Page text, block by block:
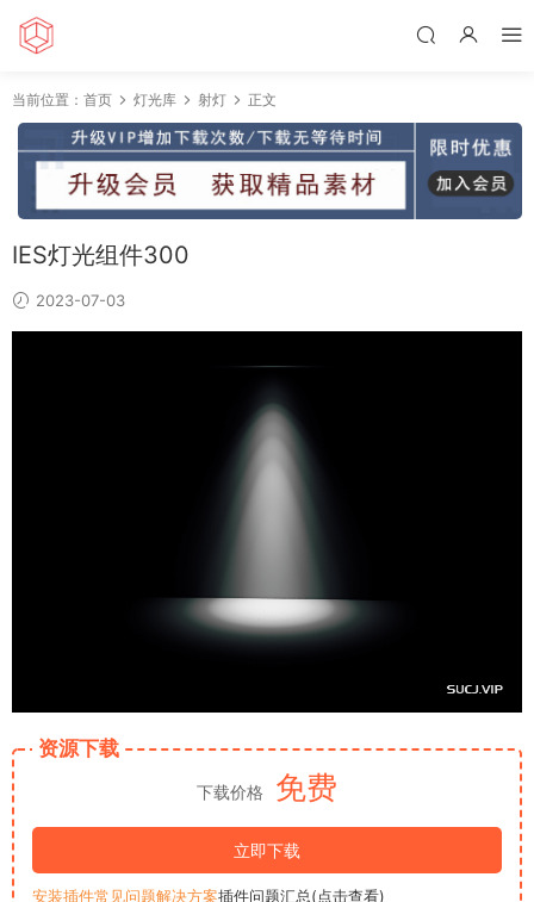
当前位置： 首页 灯光库 射灯 正文
IES灯光组件300
2023-07-03
资源下载
下载价格 免费
立即下载
安装插件常见问题解决方案插件问题汇总(点击查看)